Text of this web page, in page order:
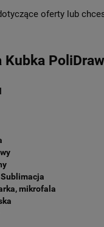
oferty lub
Sublimacja
mikrofala